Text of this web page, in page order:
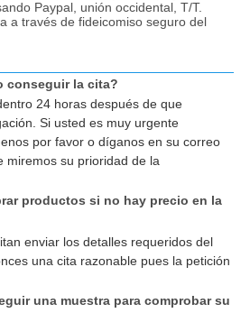
Paypal, unión occidental, T/T.
a través de fideicomiso seguro del
conseguir la cita?
24 horas después de que
Si usted es muy urgente
por favor o díganos en su correo
miremos su prioridad de la
productos si no hay precio en la
enviar los detalles requeridos del
una cita razonable pues la petición
una muestra para comprobar su